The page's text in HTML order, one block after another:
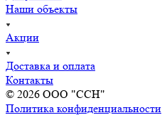
Наши объекты
Акции
Доставка и оплата
Контакты
© 2026 ООО "ССН"
Политика конфиденциальности